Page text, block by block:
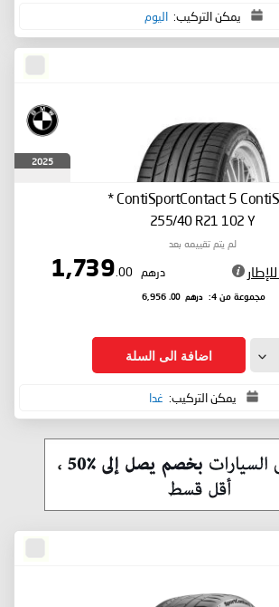
يمكن التركيب: اليوم
2025
ContiSportContact 5
255/40 R21 102 Y
لم يتم تقييمه بعد
درهم .00
مجموعة من 4: درهم 6,956
.00
اضافة الى السلة
يمكن التركيب: غدا